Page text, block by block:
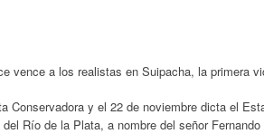
vence a los realistas en Suipacha, la primera
Conservadora y el 22 de noviembre dicta el
Río de la Plata, a nombre del señor